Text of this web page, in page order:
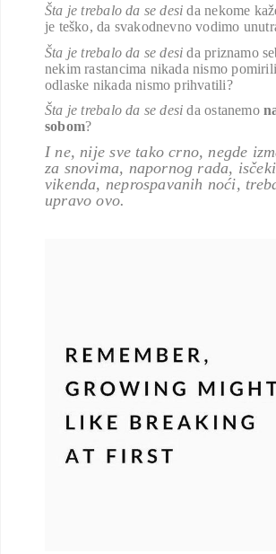
Šta je trebalo da se desida nekome
je teško, da svakodnevno vodimo
Šta je trebalo da se desida priznamo
nekim rastancima nikada nismo
odlaske nikada nismo prihvatili?
Šta je trebalo da se desida ostanemo
sobom?
I ne, nije sve tako crno, negde
za snovima, napornog rada,
vikenda, neprospavanih noći,
upravo ovo.